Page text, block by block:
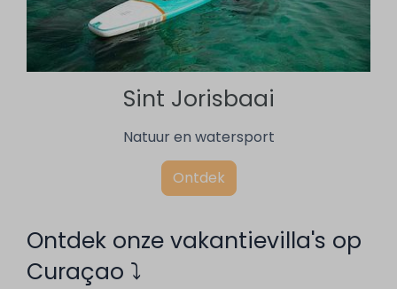
Sint Jorisbaai
Natuur en watersport
Ontdek
Ontdek onze vakantievilla's op
Curaçao ⤵︎